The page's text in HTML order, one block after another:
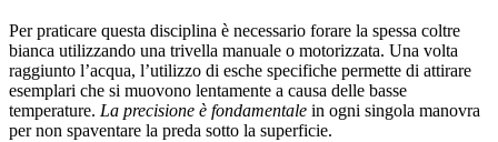
Per praticare questa disciplina è necessario forare la spessa coltre
bianca utilizzando una trivella manuale o motorizzata. Una volta
raggiunto l’acqua, l’utilizzo di esche specifiche permette di attirare
esemplari che si muovono lentamente a causa delle basse
temperature. La precisione è fondamentale in ogni singola manovra
per non spaventare la preda sotto la superficie.